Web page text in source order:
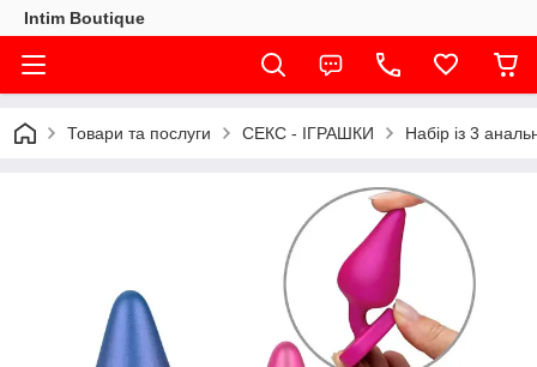
Intim Boutique
Товари та послуги СЕКС - ІГРАШКИ Набір із 3